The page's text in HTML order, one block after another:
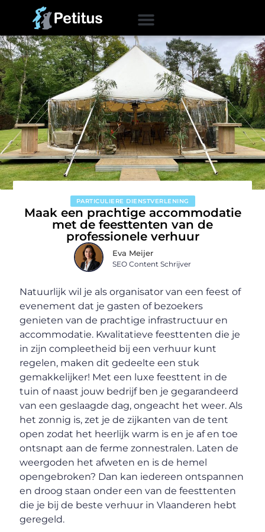
PARTICULIERE DIENSTVERLENING
Maak een prachtige accommodatie
met de feesttenten van de
professionele verhuur
Eva Meijer
SEO Content Schrijver
Natuurlijk wil je als organisator van een feest of
evenement dat je gasten of bezoekers
genieten van de prachtige infrastructuur en
accommodatie. Kwalitatieve feesttenten die je
in zijn compleetheid bij een verhuur kunt
regelen, maken dit gedeelte een stuk
gemakkelijker! Met een luxe feesttent in de
tuin of naast jouw bedrijf ben je gegarandeerd
van een geslaagde dag, ongeacht het weer. Als
het zonnig is, zet je de zijkanten van de tent
open zodat het heerlijk warm is en je af en toe
ontsnapt aan de ferme zonnestralen. Laten de
weergoden het afweten en is de hemel
opengebroken? Dan kan iedereen ontspannen
en droog staan onder een van de feesttenten
die je bij de beste verhuur in Vlaanderen hebt
geregeld.